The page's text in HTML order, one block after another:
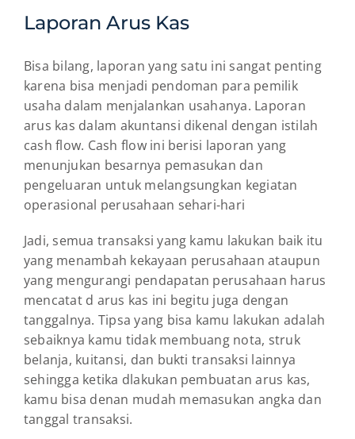
Laporan Arus Kas
Bisa bilang, laporan yang satu ini sangat penting
karena bisa menjadi pendoman para pemilik
usaha dalam menjalankan usahanya. Laporan
arus kas dalam akuntansi dikenal dengan istilah
cash flow. Cash flow ini berisi laporan yang
menunjukan besarnya pemasukan dan
pengeluaran untuk melangsungkan kegiatan
operasional perusahaan sehari-hari
Jadi, semua transaksi yang kamu lakukan baik itu
yang menambah kekayaan perusahaan ataupun
yang mengurangi pendapatan perusahaan harus
mencatat d arus kas ini begitu juga dengan
tanggalnya. Tipsa yang bisa kamu lakukan adalah
sebaiknya kamu tidak membuang nota, struk
belanja, kuitansi, dan bukti transaksi lainnya
sehingga ketika dlakukan pembuatan arus kas,
kamu bisa denan mudah memasukan angka dan
tanggal transaksi.